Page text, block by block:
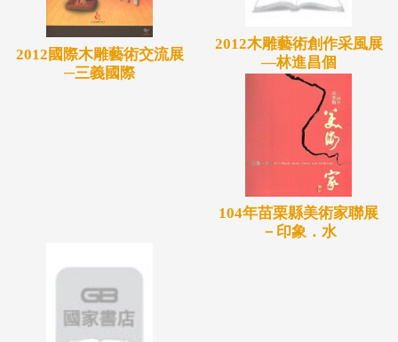
2012國際木雕藝術交流展
─三義國際
2012木雕藝術創作采風展
—林進昌個
104年苗栗縣美術家聯展
－印象．水